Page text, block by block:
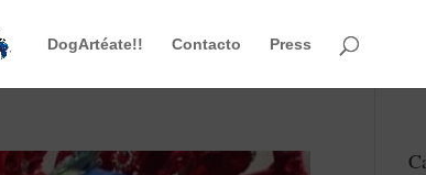
DogArtéate!! Contacto Press